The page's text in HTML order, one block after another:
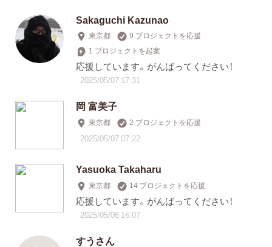
Sakaguchi Kazunao
東京都
9 プロジェクトを応援
1 プロジェクトを起案
応援しています。がんばってください！
2025/05/07 17:31
岡 富美子
東京都 2 プロジェクトを応援
2025/05/07 07:22
Yasuoka Takaharu
東京都 14 プロジェクトを応援
応援しています。がんばってください！
2025/05/06 16:07
すうさん